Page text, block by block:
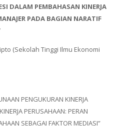
DALAM PEMBAHASAN KINERJA
PADA BAGIAN NARATIF
(Sekolah Tinggi Ilmu Ekonomi
PENGUKURAN KINERJA
PERUSAHAAN: PERAN
SEBAGAI FAKTOR MEDIASI”